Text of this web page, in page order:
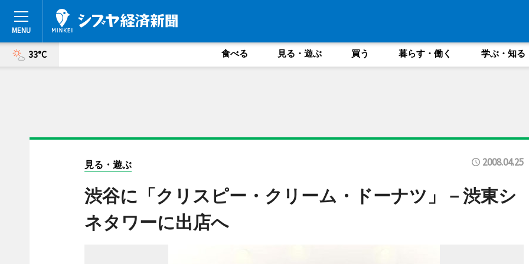
33°C 食べる 見る・遊ぶ 買う 暮らす・働く 学ぶ・知る
見る・遊ぶ 2008.04.25
渋谷に「クリスピー・クリーム・ドーナツ」－渋東シ
ネタワーに出店へ